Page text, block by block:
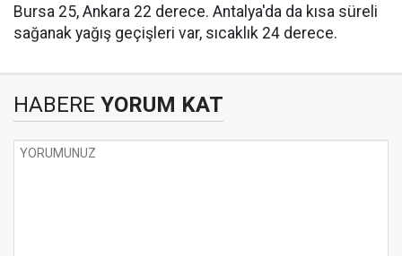
Bursa 25, Ankara 22 derece. Antalya'da da kısa süreli
sağanak yağış geçişleri var, sıcaklık 24 derece.
HABERE YORUM KAT